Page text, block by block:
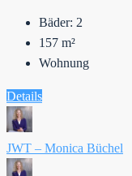
Bäder: 2
157 m²
Wohnung
Details
JWT – Monica Büchel